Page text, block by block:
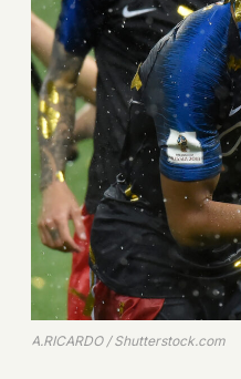
A.RICARDO / Shutterstock.com